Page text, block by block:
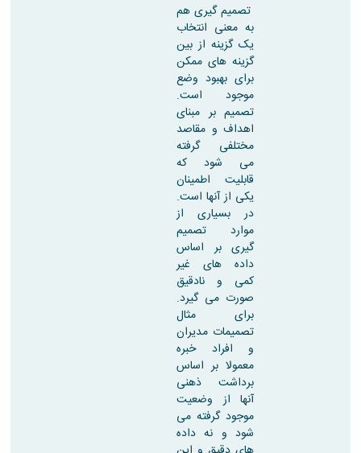
تصمیم گیری هم
به معنی انتخاب
یک گزینه از بین
گزینه های ممکن
برای بهبود وضع
موجود است.
تصمیم بر مبنای
اهداف و مقاصد
مختلفی گرفته
می شود که
قابلیت اطمینان
یکی از آنها است.
در بسیاری از
موارد تصمیم
گیری بر اساس
داده های غیر
کمی و نادقیق
صورت می گیرد.
برای مثال
تصمیمات مدیران
و افراد خبره
معمولا بر اساس
برداشت ذهنی
آنها از وضعیت
موجود گرفته می
شود و نه داده